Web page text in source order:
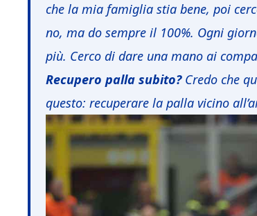
che la mia famiglia stia bene, poi
no, ma do sempre il 100%. Ogni
più. Cerco di dare una mano ai
Recupero palla subito?Credo che
questo: recuperare la palla vicino